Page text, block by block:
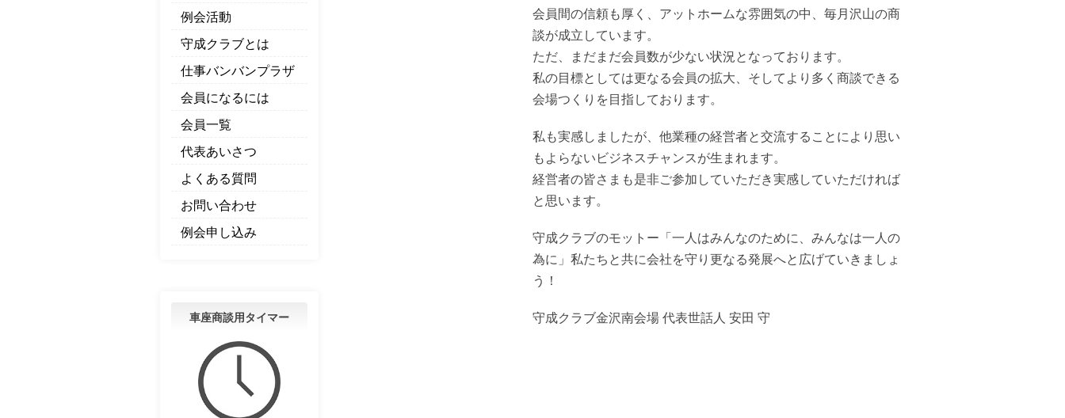
会員間の信頼も厚く、アットホームな雰囲気の中、毎月沢山の商
談が成立しています。
ただ、まだまだ会員数が少ない状況となっております。
私の目標としては更なる会員の拡大、そしてより多く商談できる
会場つくりを目指しております。
私も実感しましたが、他業種の経営者と交流することにより思い
もよらないビジネスチャンスが生まれます。
経営者の皆さまも是非ご参加していただき実感していただければ
と思います。
守成クラブのモットー「一人はみんなのために、みんなは一人の
為に」私たちと共に会社を守り更なる発展へと広げていきましょ
う！
守成クラブ金沢南会場 代表世話人 安田 守
例会活動
守成クラブとは
仕事バンバンプラザ
会員になるには
会員一覧
代表あいさつ
よくある質問
お問い合わせ
例会申し込み
車座商談用タイマー